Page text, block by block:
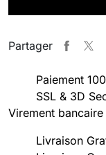
Partager
Paiement
SSL & 3D
Virement bancaire
Livraison